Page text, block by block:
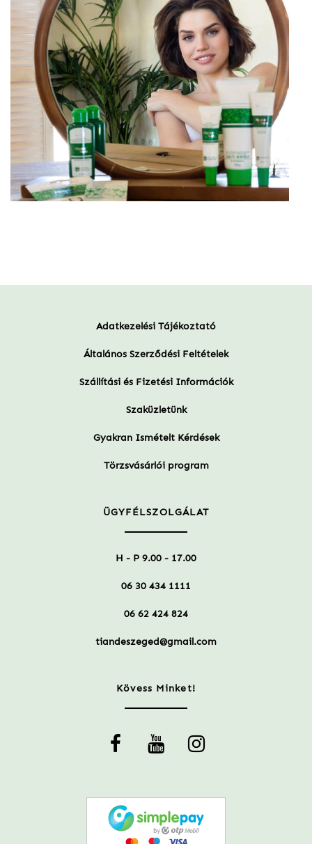
Adatkezelési Tájékoztató
Általános Szerződési Feltételek
Szállítási és Fizetési Információk
Szaküzletünk
Gyakran Ismételt Kérdések
Törzsvásárlói program
ÜGYFÉLSZOLGÁLAT
H - P 9.00 - 17.00
06 30 434 1111
06 62 424 824
tiandeszeged@gmail.com
Kövess Minket!